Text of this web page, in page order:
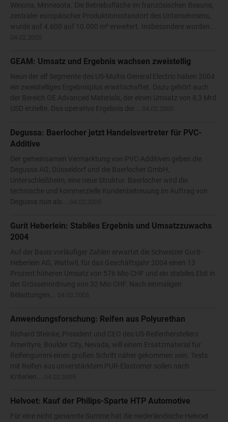
Winona, Minnesota. Die Betriebsfläche im französischen Beaune,
zentraler europäischer Produktionsstandort des Unternehmens,
wurde auf 4.600 auf 10.000 m² erweitert. Insbesondere wurden...
GEAM: Umsatz und Ergebnis wachsen zweistellig
Neun der elf Segmente des US-Multis General Electric haben 2004
ein zweistelliges Ergebnisplus erwirtschaftet. Dazu gehört auch
der Bereich GE Advanced Materials, der einen Umsatz von 8,3 Mrd
USD erzielte. Das operative Ergebnis der...
Degussa: Baerlocher jetzt Handelsvertreter für PVC-
Additive
Der gemeinsamen Vermarktung von PVC-Additiven geben die
Degussa AG, Düsseldorf und die Baerlocher GmbH,
Unterschleißheim, eine neue Struktur. Baerlocher wird die
technische und kommerzielle Kundenbetreuung im Auftrag von
Degussa nun als...
Gurit Heberlein: Stabiles Ergebnis und Umsatzzuwachs
2004
Auf der Basis vorläufiger Zahlen erwartet die Schweizer Gurit-
Heberlein AG, Wattwil, für das Geschäftsjahr 2004 einen 13
Prozent höheren Umsatz von 576 Mio CHF und ein stabiles Ebit in
der Grössenordnung von 32 Mio CHF. Nach einmaligen
Belastungen...
Anwendungsforschung: Reifen aus Polyurethan
Richard Steinke, President und CEO des US-Reifenherstellers
Amerityre, Boulder City, Nevada, will einem Ersatzmaterial für
Reifengummi einen großen Schritt näher gekommen sein. Tests
mit Reifen aus unverstärktem PUR-Elastomer sollen nach
Kriterien...
Helvoet: Kauf der Philips-Sparte HTP Automotive
Für eine nicht genannte Summe hat die niederländische Helvoet